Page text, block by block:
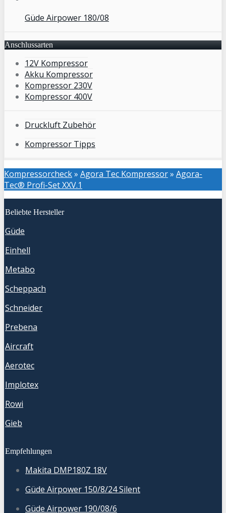
Güde Airpower 180/08
Anschlussarten
12V Kompressor
Akku Kompressor
Kompressor 230V
Kompressor 400V
Druckluft Zubehör
Kompressor Tipps
Kompressorcheck» Agora Tec Kompressor» Agora-
Tec® Profi-Set XXV.1
Beliebte Hersteller
Güde
Einhell
Metabo
Scheppach
Schneider
Prebena
Aircraft
Aerotec
Implotex
Rowi
Gieb
Empfehlungen
Makita DMP180Z 18V
Güde Airpower 150/8/24 Silent
Güde Airpower 190/08/6